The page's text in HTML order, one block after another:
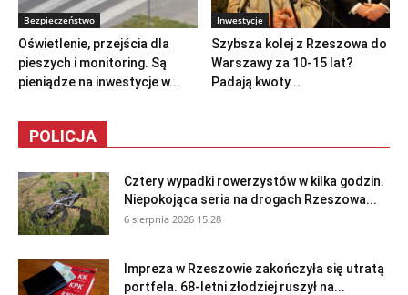
Bezpieczeństwo
Oświetlenie, przejścia dla
pieszych i monitoring. Są
pieniądze na inwestycje w...
Inwestycje
Szybsza kolej z Rzeszowa do
Warszawy za 10-15 lat?
Padają kwoty...
POLICJA
Cztery wypadki rowerzystów w kilka godzin.
Niepokojąca seria na drogach Rzeszowa...
6 sierpnia 2026 15:28
Impreza w Rzeszowie zakończyła się utratą
portfela. 68-letni złodziej ruszył na...